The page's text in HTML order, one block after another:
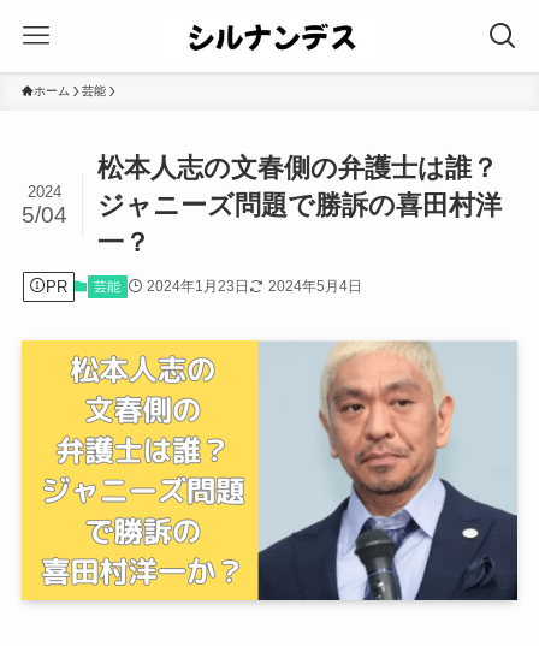
ホーム 芸能
松本人志の文春側の弁護士は誰？
ジャニーズ問題で勝訴の喜田村洋
一？
2024
5/04
PR 芸能 2024年1月23日 2024年5月4日